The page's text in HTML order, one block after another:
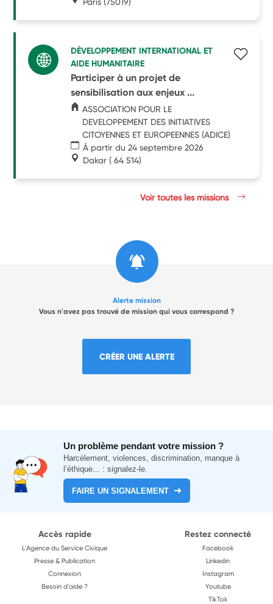
DÉVELOPPEMENT INTERNATIONAL ET
AIDE HUMANITAIRE
Participer à un projet de
sensibilisation aux enjeux ...
ASSOCIATION POUR LE
DEVELOPPEMENT DES INITIATIVES
CITOYENNES ET EUROPEENNES (ADICE)
À partir du 24 septembre 2026
Dakar ( 64 514)
Voir toutes les missions
Alerte mission
Vous n'avez pas trouvé de mission qui vous correspond ?
CRÉER UNE ALERTE
Un problème pendant votre mission ?
Harcèlement, violences, discrimination, manque à
l’éthique... : signalez-le.
FAIRE UN SIGNALEMENT
Accès rapide
L'Agence du Service Civique
Presse & Publication
Connexion
Besoin d'aide ?
Restez connecté
Facebook
Linkedin
Instagram
Youtube
TikTok